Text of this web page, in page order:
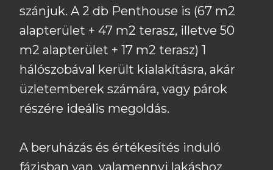
szánjuk. A 2 db Penthouse is (67 m2
alapterület + 47 m2 terasz, illetve 50
m2 alapterület + 17 m2 terasz) 1
hálószobával került kialakításra, akár
üzletemberek számára, vagy párok
részére ideális megoldás.
A beruházás és értékesítés induló
fázisban van, valamennyi lakáshoz